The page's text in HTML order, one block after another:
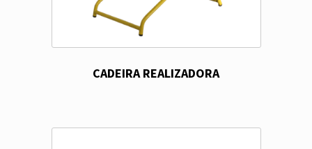
CADEIRA REALIZADORA